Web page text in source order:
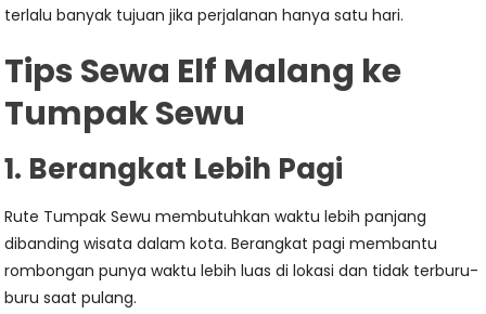
terlalu banyak tujuan jika perjalanan hanya satu hari.
Tips Sewa Elf Malang ke
Tumpak Sewu
1. Berangkat Lebih Pagi
Rute Tumpak Sewu membutuhkan waktu lebih panjang
dibanding wisata dalam kota. Berangkat pagi membantu
rombongan punya waktu lebih luas di lokasi dan tidak terburu-
buru saat pulang.